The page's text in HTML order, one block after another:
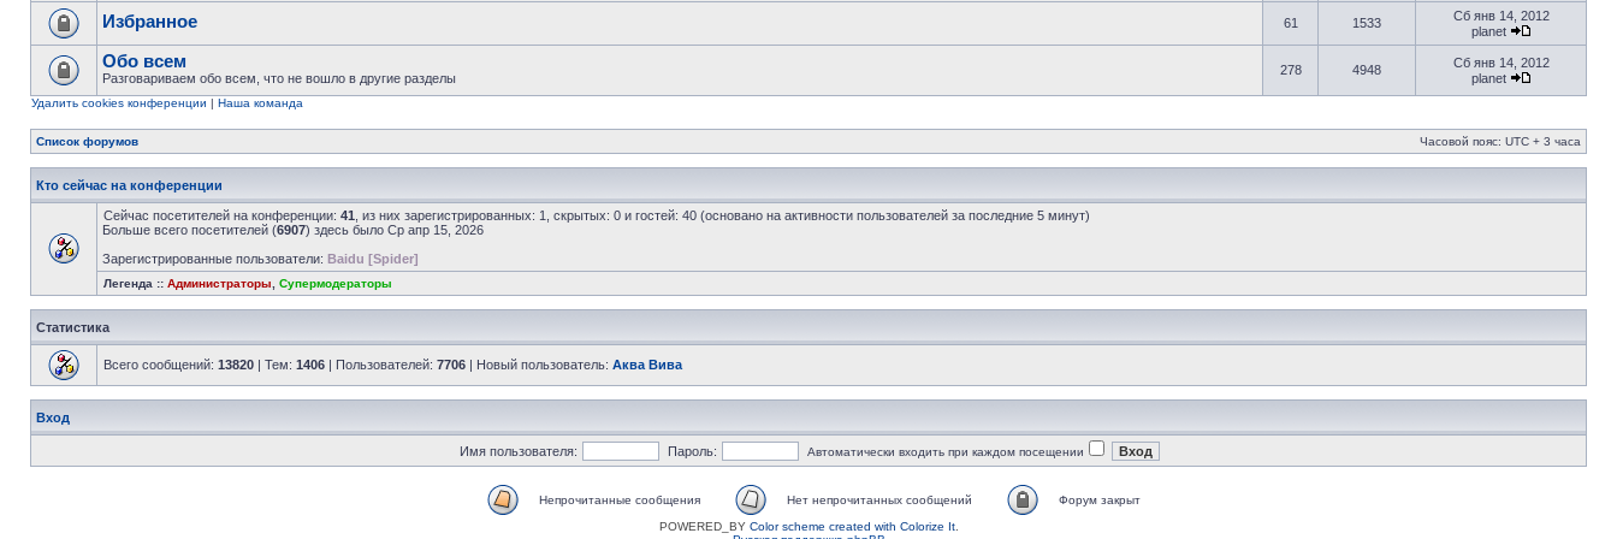
Избранное 61 1533
Сб янв 14, 2012
planet
Обо всем
Разговариваем обо всем, что не вошло в другие разделы
278 4948
Сб янв 14, 2012
planet
Удалить cookies конференции | Наша команда
Список форумов Часовой пояс: UTC + 3 часа
Кто сейчас на конференции
Сейчас посетителей на конференции: 41 , из них зарегистрированных: 1, скрытых: 0 и гостей: 40 (основано на активности пользователей за последние 5 минут)
Больше всего посетителей (6907) здесь было Ср апр 15, 2026
Зарегистрированные пользователи: Baidu [Spider]
Легенда :: Администраторы Супермодераторы
Статистика
Всего сообщений: 13820 | Тем: 1406 | Пользователей: 7706 | Новый пользователь: Аква Вива
Вход
Имя пользователя: Пароль: Автоматически входить при каждом посещении
Непрочитанные сообщения Нет непрочитанных сообщений
Форум закрыт
POWERED_BY Color scheme created with Colorize It.